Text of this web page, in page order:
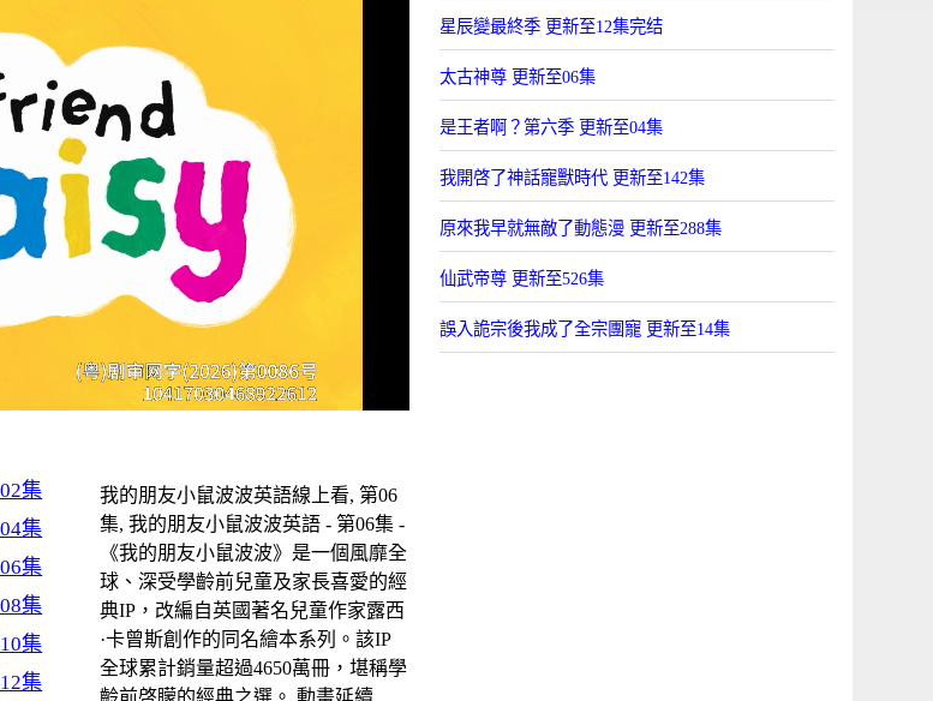
集
集
集
集
集
集
我的朋友小鼠波波英語線上看, 第06
集, 我的朋友小鼠波波英語 - 第06集 -
《我的朋友小鼠波波》是一個風靡全
球、深受學齡前兒童及家長喜愛的經
典IP，改編自英國著名兒童作家露西
·卡曾斯創作的同名繪本系列。該IP
全球累計銷量超過4650萬冊，堪稱學
齡前啓矇的經典之選。 動畫延續.
星辰變最終季 更新至12集完结
太古神尊 更新至06集
是王者啊？第六季 更新至04集
我開啓了神話寵獸時代 更新至142集
原來我早就無敵了動態漫 更新至288集
仙武帝尊 更新至526集
誤入詭宗後我成了全宗團寵 更新至14集